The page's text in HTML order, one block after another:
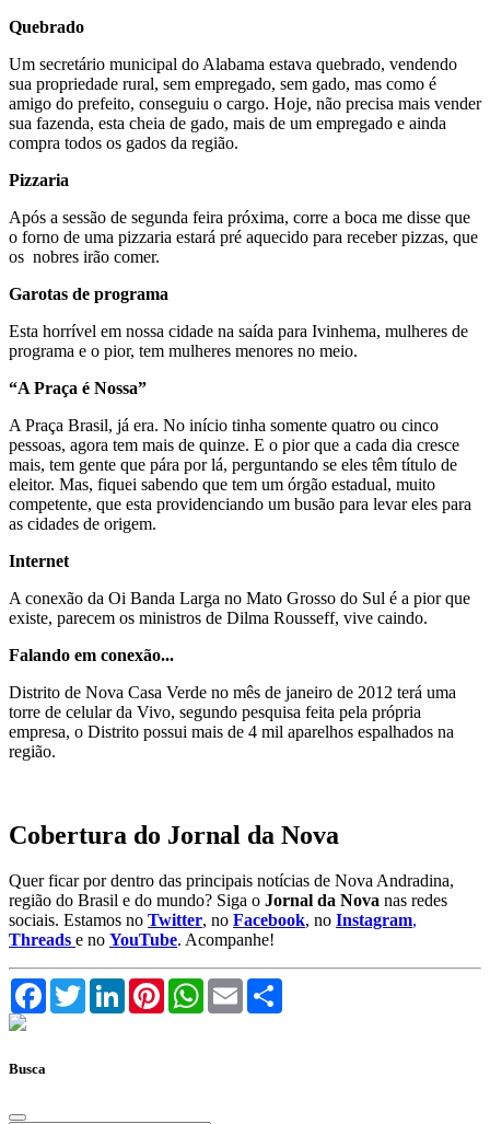
Quebrado
Um secretário municipal do Alabama estava quebrado, vendendo
sua propriedade rural, sem empregado, sem gado, mas como é
amigo do prefeito, conseguiu o cargo. Hoje, não precisa mais vender
sua fazenda, esta cheia de gado, mais de um empregado e ainda
compra todos os gados da região.
Pizzaria
Após a sessão de segunda feira próxima, corre a boca me disse que
o forno de uma pizzaria estará pré aquecido para receber pizzas, que
os nobres irão comer.
Garotas de programa
Esta horrível em nossa cidade na saída para Ivinhema, mulheres de
programa e o pior, tem mulheres menores no meio.
“A Praça é Nossa”
A Praça Brasil, já era. No início tinha somente quatro ou cinco
pessoas, agora tem mais de quinze. E o pior que a cada dia cresce
mais, tem gente que pára por lá, perguntando se eles têm título de
eleitor. Mas, fiquei sabendo que tem um órgão estadual, muito
competente, que esta providenciando um busão para levar eles para
as cidades de origem.
Internet
A conexão da Oi Banda Larga no Mato Grosso do Sul é a pior que
existe, parecem os ministros de Dilma Rousseff, vive caindo.
Falando em conexão...
Distrito de Nova Casa Verde no mês de janeiro de 2012 terá uma
torre de celular da Vivo, segundo pesquisa feita pela própria
empresa, o Distrito possui mais de 4 mil aparelhos espalhados na
região.
Cobertura do Jornal da Nova
Quer ficar por dentro das principais notícias de Nova Andradina,
região do Brasil e do mundo? Siga o Jornal da Nova nas redes
sociais. Estamos no Twitter, no Facebook, no Instagram,
Threads e no YouTube. Acompanhe!
FacebookTwitterLinkedInPinterestWhatsApp
Email
Busca